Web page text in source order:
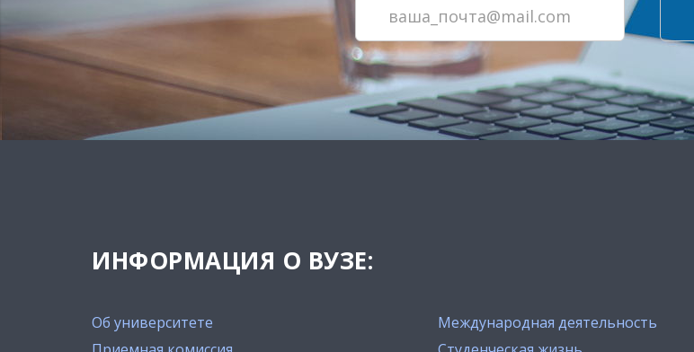
ИНФОРМАЦИЯ О ВУЗЕ:
Об университете
Международная деятельность